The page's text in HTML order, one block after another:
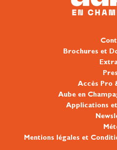
Brochures et
Accès Pro
Aube en
Applications
Mentions légales et